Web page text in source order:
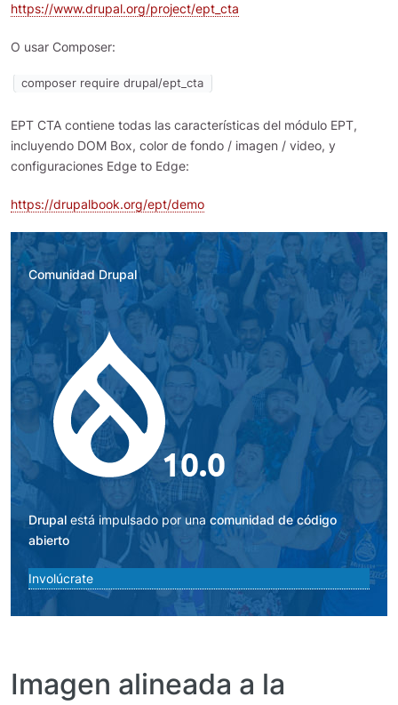
https://www.drupal.org/project/ept_cta
O usar Composer:
composer require drupal/ept_cta
EPT CTA contiene todas las características del módulo EPT,
incluyendo DOM Box, color de fondo / imagen / video, y
configuraciones Edge to Edge:
https://drupalbook.org/ept/demo
Comunidad Drupal
Imagen
Drupal está impulsado por una comunidad de código
abierto
Involúcrate
Imagen alineada a la